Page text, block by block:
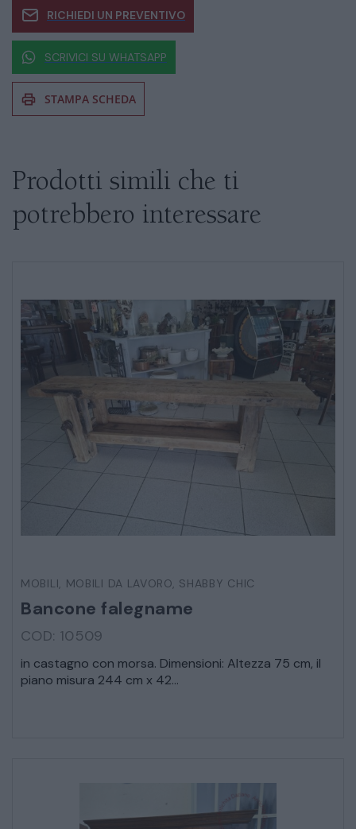
CATALOGO COMPLETO
RICHIEDI UN PREVENTIVO
SCRIVICI SU WHATSAPP
STAMPA SCHEDA
esitate a chiedere informazioni
Prodotti simili che ti
potrebbero interessare
MOBILI, MOBILI DA LAVORO, SHABBY CHIC
Bancone falegname
COD: 10509
in castagno con morsa. Dimensioni: Altezza 75 cm, il
piano misura 244 cm x 42...